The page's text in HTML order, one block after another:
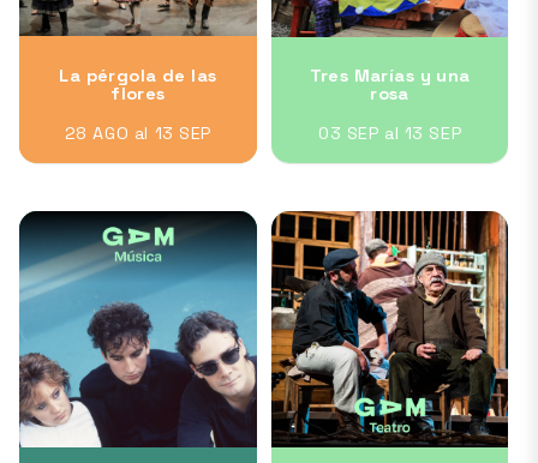
La pérgola de las
flores
28 AGO al 13 SEP
Tres Marías y una
rosa
03 SEP al 13 SEP